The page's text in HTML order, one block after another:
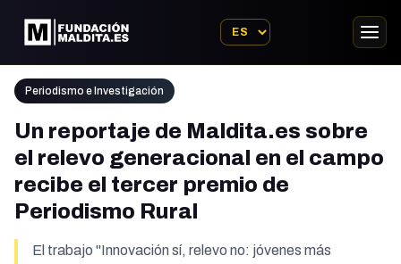
Periodismo e Investigación
Un reportaje de Maldita.es sobre
el relevo generacional en el campo
recibe el tercer premio de
Periodismo Rural
El trabajo "Innovación sí, relevo no: jóvenes más